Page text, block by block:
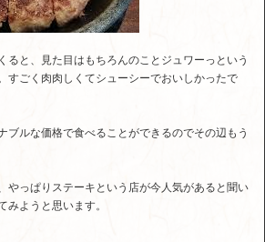
ると、見た目はもちろんのことジュワーっという
すごく肉肉しくてシューシーでおいしかったで
ブルな価格で食べることができるのでその辺もう
やっぱりステーキという店が今人気があると聞い
みようと思います。